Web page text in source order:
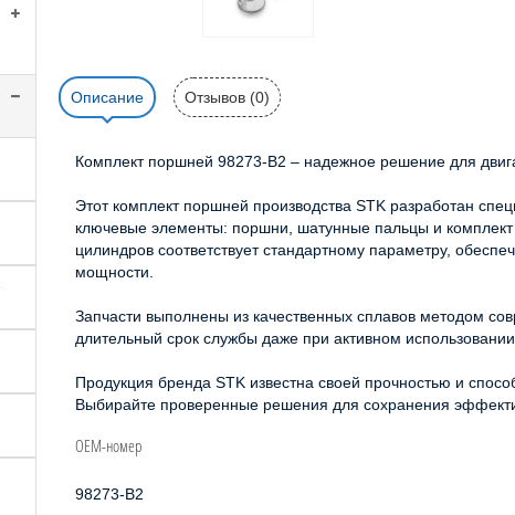
Описание Отзывов (0)
Комплект поршней 98273-B2 – надежное решение для
Этот комплект поршней производства STK разработан
ключевые элементы: поршни, шатунные пальцы и
цилиндров соответствует стандартному параметру,
мощности.
Запчасти выполнены из качественных сплавов методом
длительный срок службы даже при активном использовании
Продукция бренда STK известна своей прочностью и
Выбирайте проверенные решения для сохранения
OEM-номер
98273-B2